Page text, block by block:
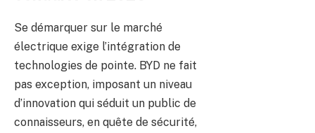
Se démarquer sur le marché
électrique exige l’intégration de
technologies de pointe. BYD ne fait
pas exception, imposant un niveau
d’innovation qui séduit un public de
connaisseurs, en quête de sécurité,